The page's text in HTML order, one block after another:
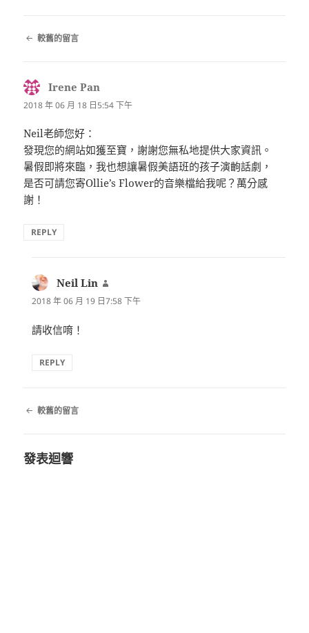
留 較舊的留言
Irene Pan
示:
2018 年 06 月 18 日5:54 下午
Neil老師您好：
發現您的網站如獲至寶，謝謝您無私地提供大家資訊。
暑假即將來臨，我也想讓暑假美語班的孩子演齣話劇，
是否可請您寄Ollie’s Flower的音樂檔給我呢？萬分感
謝！
REPLY
Neil Lin
示:
2018 年 06 月 19 日7:58 下午
請收信唷！
REPLY
留 較舊的留言
發表迴響